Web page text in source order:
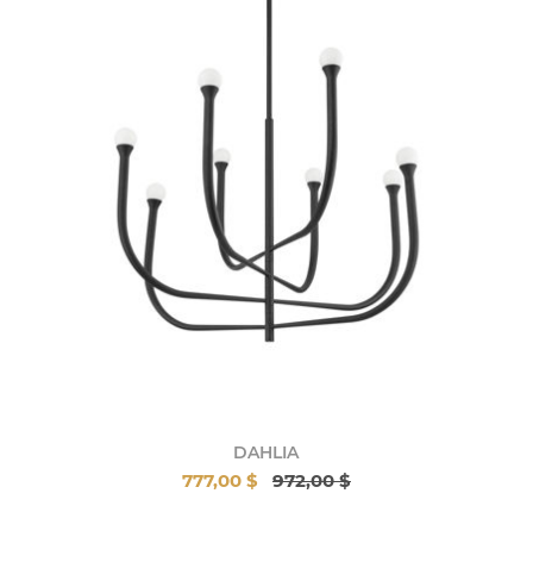
DAHLIA
777,00 $ 972,00 $